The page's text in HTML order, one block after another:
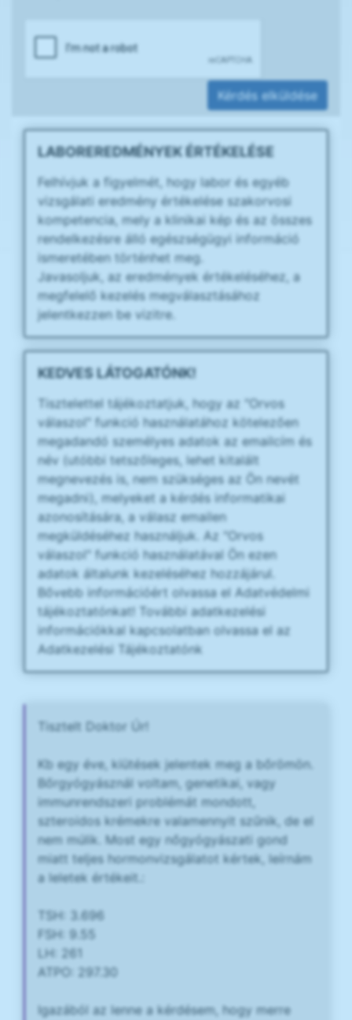
Kérdés elküldése
LABOREREDMÉNYEK ÉRTÉKELÉSE
Felhívjuk a figyelmét, hogy labor és egyéb
vizsgálati eredmény értékelése szakorvosi
kompetencia, mely a klinikai kép és az összes
rendelkezésre álló egészségügyi információ
ismeretében történhet meg.
Javasoljuk, az eredmények értékeléséhez, a
megfelelő kezelés megválasztásához
jelentkezzen be vizitre.
KEDVES LÁTOGATÓNK!
Tisztelettel tájékoztatjuk, hogy az "Orvos
válaszol" funkció használatához kötelezően
megadandó személyes adatok az emailcím és
név (utóbbi tetszőleges, lehet kitalált
megnevezés is, nem szükséges az Ön nevét
megadni), melyeket a kérdés informatikai
azonosítására, a válasz emailen
megküldéséhez használjuk. Az "Orvos
válaszol" funkció használatával Ön ezen
adatok általunk kezeléséhez hozzájárul.
Bővebb információért olvassa el Adatvédelmi
tájékoztatónkat! További adatkezelési
információkkal kapcsolatban olvassa el az
Adatkezelési Tájékoztatónk
Tisztelt Doktor Úr!
Kb egy éve, kiütések jelentek meg a bőrömön.
Bőrgyógyásznál voltam, genetikai, vagy
immunrendszeri problémát mondott,
szteroidos krémekre valamennyit szűnik, de el
nem múlik. Most egy nőgyógyászati gond
miatt teljes hormonvizsgálatot kértek, leírnám
a leletek értékeit.:
TSH: 3.696
FSH: 9.55
LH: 261
ATPO: 297.30
Igazából az lenne a kérdésem, hogy merre